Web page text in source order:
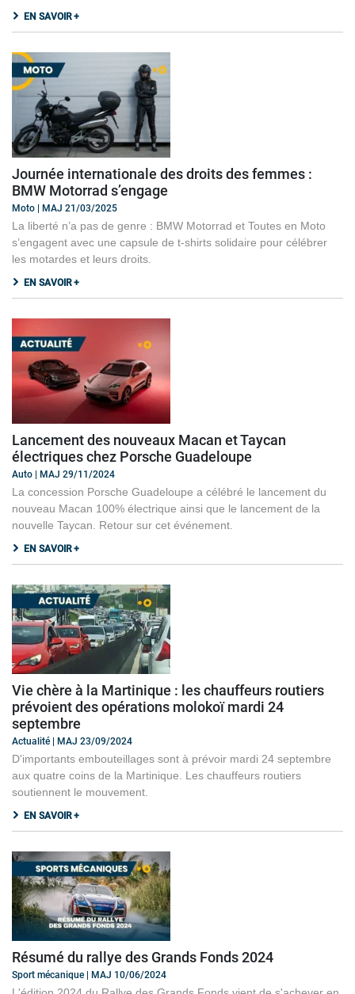
EN SAVOIR +
Journée internationale des droits des femmes :
BMW Motorrad s’engage
Moto | MAJ 21/03/2025
La liberté n’a pas de genre : BMW Motorrad et Toutes en Moto
s’engagent avec une capsule de t-shirts solidaire pour célébrer
les motardes et leurs droits.
EN SAVOIR +
Lancement des nouveaux Macan et Taycan
électriques chez Porsche Guadeloupe
Auto | MAJ 29/11/2024
La concession Porsche Guadeloupe a célébré le lancement du
nouveau Macan 100% électrique ainsi que le lancement de la
nouvelle Taycan. Retour sur cet événement.
EN SAVOIR +
Vie chère à la Martinique : les chauffeurs routiers
prévoient des opérations molokoï mardi 24
septembre
Actualité | MAJ 23/09/2024
D'importants embouteillages sont à prévoir mardi 24 septembre
aux quatre coins de la Martinique. Les chauffeurs routiers
soutiennent le mouvement.
EN SAVOIR +
Résumé du rallye des Grands Fonds 2024
Sport mécanique | MAJ 10/06/2024